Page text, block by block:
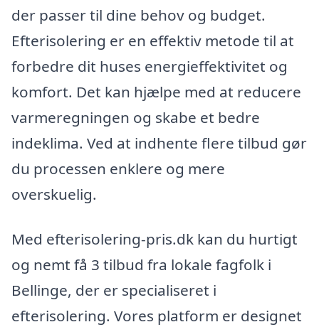
der passer til dine behov og budget.
Efterisolering er en effektiv metode til at
forbedre dit huses energieffektivitet og
komfort. Det kan hjælpe med at reducere
varmeregningen og skabe et bedre
indeklima. Ved at indhente flere tilbud gør
du processen enklere og mere
overskuelig.
Med efterisolering-pris.dk kan du hurtigt
og nemt få 3 tilbud fra lokale fagfolk i
Bellinge, der er specialiseret i
efterisolering. Vores platform er designet